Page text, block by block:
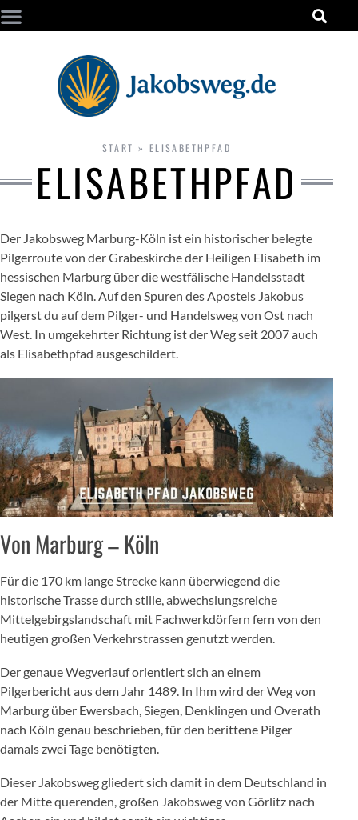
START » ELISABETHPFAD
ELISABETHPFAD
Der Jakobsweg Marburg-Köln ist ein historischer belegte
Pilgerroute von der Grabeskirche der Heiligen Elisabeth im
hessischen Marburg über die westfälische Handelsstadt
Siegen nach Köln. Auf den Spuren des Apostels Jakobus
pilgerst du auf dem Pilger- und Handelsweg von Ost nach
West. In umgekehrter Richtung ist der Weg seit 2007 auch
als Elisabethpfad ausgeschildert.
Von Marburg – Köln
Für die 170 km lange Strecke kann überwiegend die
historische Trasse durch stille, abwechslungsreiche
Mittelgebirgslandschaft mit Fachwerkdörfern fern von den
heutigen großen Verkehrstrassen genutzt werden.
Der genaue Wegverlauf orientiert sich an einem
Pilgerbericht aus dem Jahr 1489. In Ihm wird der Weg von
Marburg über Ewersbach, Siegen, Denklingen und Overath
nach Köln genau beschrieben, für den berittene Pilger
damals zwei Tage benötigten.
Dieser Jakobsweg gliedert sich damit in dem Deutschland in
der Mitte querenden, großen Jakobsweg von Görlitz nach